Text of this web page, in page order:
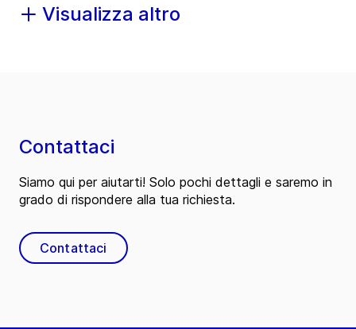
Visualizza altro
Contattaci
Siamo qui per aiutarti! Solo pochi dettagli e saremo in
grado di rispondere alla tua richiesta.
Contattaci